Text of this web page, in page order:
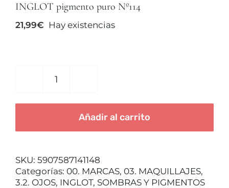
LOTES PROMOCIONALES
MAQUILLAJES
CUERPO Y BAÑO
INGLOT pigmento puro Nº114
21,99€ Hay existencias
INGLOT
puro
cantidad
Añadir al carrito
SKU: 5907587141148
Categorías: 00. MARCAS, 03. MAQUILLAJES,
3.2. OJOS, INGLOT, SOMBRAS Y PIGMENTOS